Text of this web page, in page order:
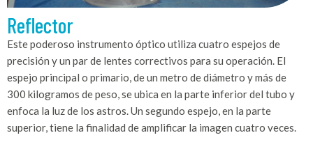
Reflector
Este poderoso instrumento óptico utiliza cuatro espejos de
precisión y un par de lentes correctivos para su operación. El
espejo principal o primario, de un metro de diámetro y más de
300 kilogramos de peso, se ubica en la parte inferior del tubo y
enfoca la luz de los astros. Un segundo espejo, en la parte
superior, tiene la finalidad de amplificar la imagen cuatro veces.